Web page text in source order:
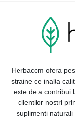
Herbacom ofera
straine de inalta
este de a contribui
clientilor nostri
suplimenti naturali